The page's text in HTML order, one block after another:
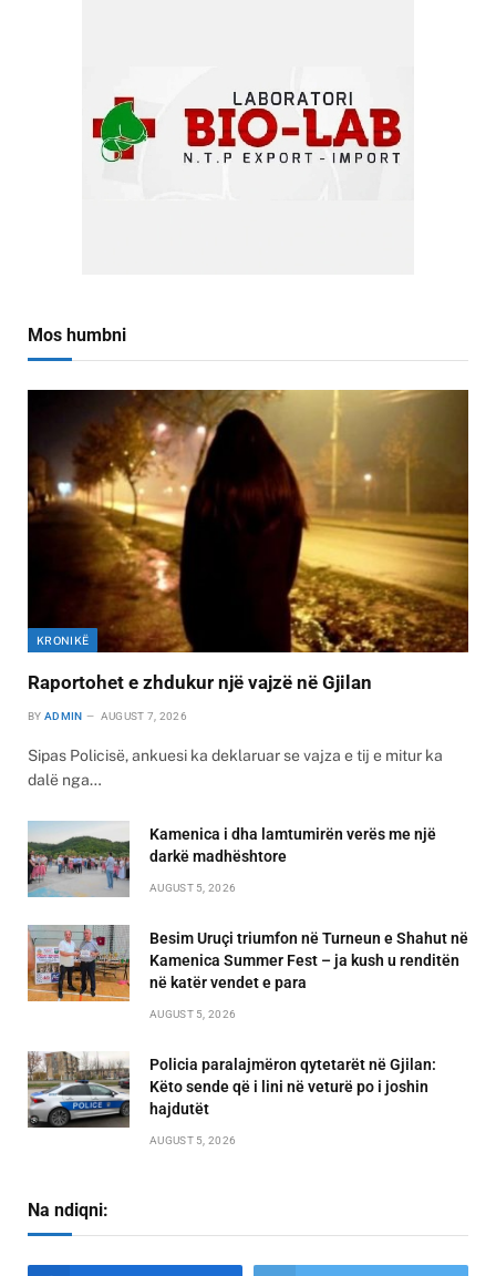
Mos humbni
KRONIKË
Raportohet e zhdukur një vajzë në Gjilan
BY ADMIN AUGUST 7, 2026
Sipas Policisë, ankuesi ka deklaruar se vajza e tij e mitur ka
dalë nga…
Kamenica i dha lamtumirën verës me një
darkë madhështore
AUGUST 5, 2026
Besim Uruçi triumfon në Turneun e Shahut në
Kamenica Summer Fest – ja kush u renditën
në katër vendet e para
AUGUST 5, 2026
Policia paralajmëron qytetarët në Gjilan:
Këto sende që i lini në veturë po i joshin
hajdutët
AUGUST 5, 2026
Na ndiqni: